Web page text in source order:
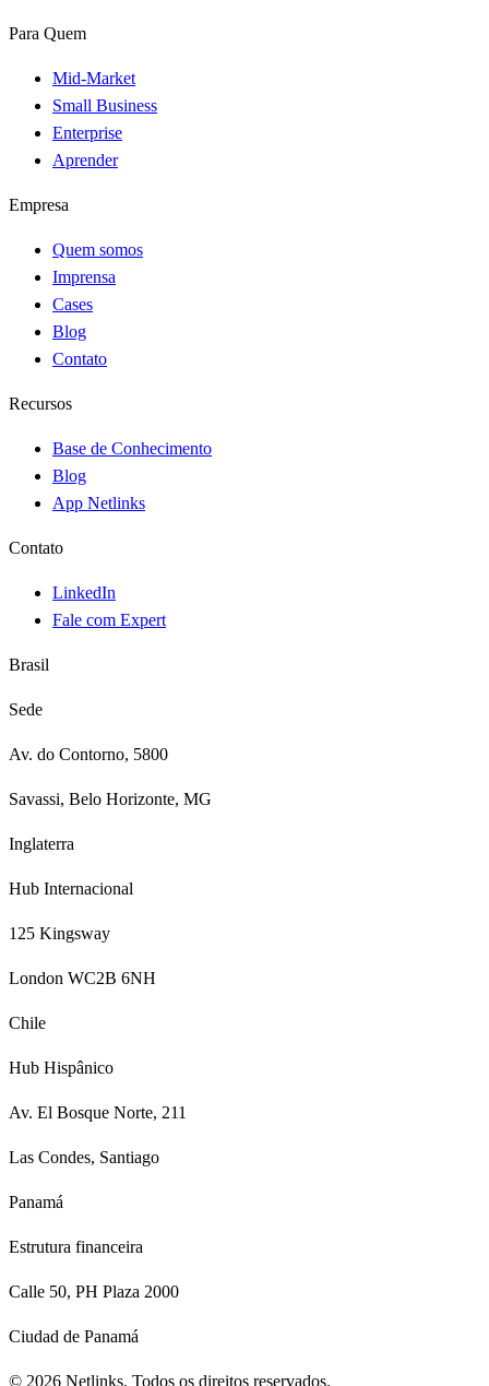
Para Quem
Mid-Market
Small Business
Enterprise
Aprender
Empresa
Quem somos
Imprensa
Cases
Blog
Contato
Recursos
Base de Conhecimento
Blog
App Netlinks
Contato
LinkedIn
Fale com Expert
Brasil
Sede
Av. do Contorno, 5800
Savassi, Belo Horizonte, MG
Inglaterra
Hub Internacional
125 Kingsway
London WC2B 6NH
Chile
Hub Hispânico
Av. El Bosque Norte, 211
Las Condes, Santiago
Panamá
Estrutura financeira
Calle 50, PH Plaza 2000
Ciudad de Panamá
© 2026 Netlinks. Todos os direitos reservados.